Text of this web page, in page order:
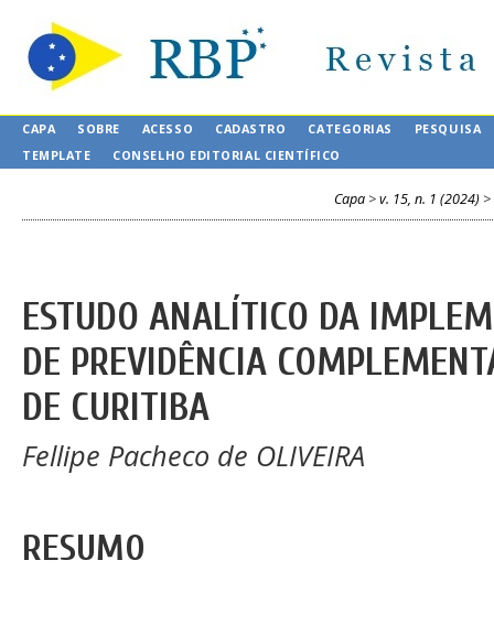
CAPA SOBRE ACESSO CADASTRO CATEGORIAS
PESQUISA
TEMPLATE
CONSELHO EDITORIAL CIENTÍFICO
Capa >v. 15, n. 1 (2024) >
ESTUDO ANALÍTICO DA
DE PREVIDÊNCIA
DE CURITIBA
Fellipe Pacheco de OLIVEIRA
RESUMO